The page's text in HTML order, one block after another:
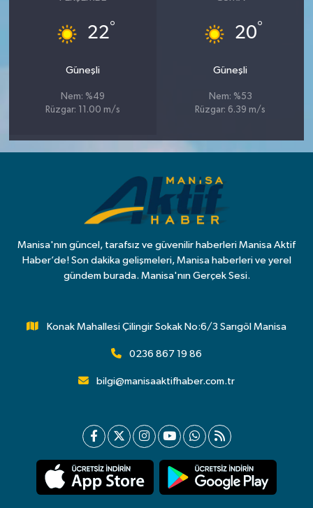
22°
Güneşli
Nem: %49
Rüzgar: 11.00 m/s
20°
Güneşli
Nem: %53
Rüzgar: 6.39 m/s
Manisa'nın güncel, tarafsız ve güvenilir haberleri Manisa Aktif
Haber’de! Son dakika gelişmeleri, Manisa haberleri ve yerel
gündem burada. Manisa'nın Gerçek Sesi.
Konak Mahallesi Çilingir Sokak No:6/3 Sarıgöl Manisa
0236 867 19 86
bilgi@manisaaktifhaber.com.tr